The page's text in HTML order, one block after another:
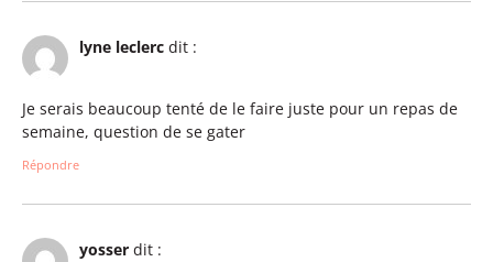
lyne leclerc dit :
Je serais beaucoup tenté de le faire juste pour un repas de
semaine, question de se gater
Répondre
yosser dit :